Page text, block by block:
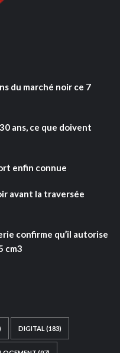
du marché noir ce 7
ans, ce que doivent
enfin connue
avant la traversée
confirme qu’il autorise
cm3
DIGITAL (183)